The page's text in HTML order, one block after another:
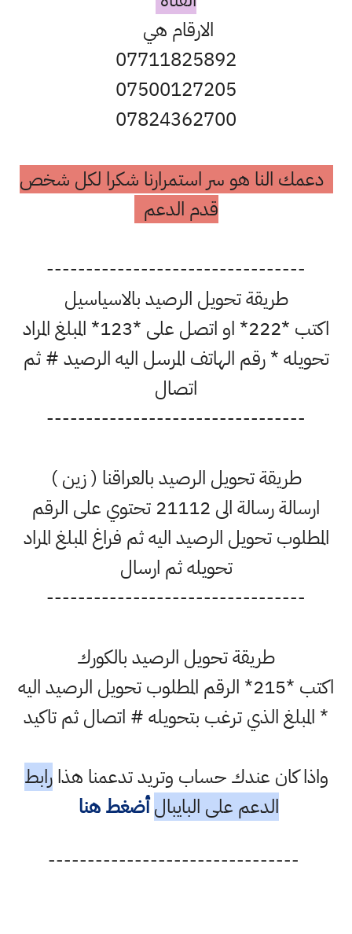
الارقام هي
07711825892
07500127205
07824362700
دعمك النا هو سر استمرارنا شكرا لكل شخص
قدم الدعم
---------------------------------
طريقة تحويل الرصيد بالاسياسيل
اكتب *222* او اتصل على *123* المبلغ المراد
تحويله * رقم الهاتف المرسل اليه الرصيد # ثم
اتصال
---------------------------------
طريقة تحويل الرصيد بالعراقنا ( زين )
ارسالة رسالة الى 21112 تحتوي على الرقم
المطلوب تحويل الرصيد اليه ثم فراغ المبلغ المراد
تحويله ثم ارسال
---------------------------------
طريقة تحويل الرصيد بالكورك
اكتب *215* الرقم المطلوب تحويل الرصيد اليه
* المبلغ الذي ترغب بتحويله # اتصال ثم تاكيد
واذا كان عندك حساب وتريد تدعمنا هذارابط
الدعم على البايبال أضغط هنا
--------------------------------